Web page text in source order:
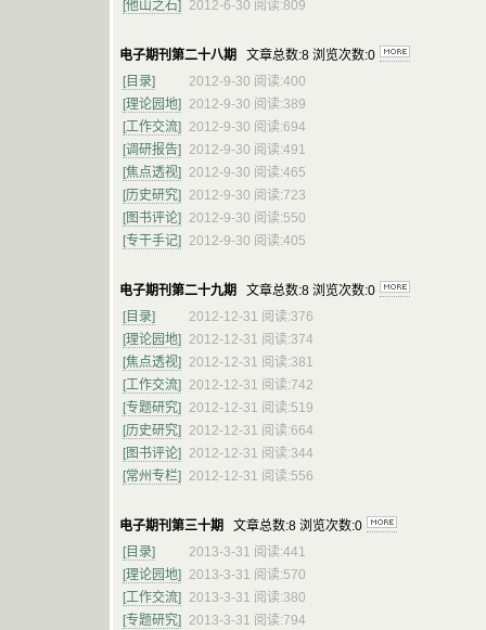
[他山之石] 2012-6-30 阅读:809
电子期刊第二十八期 文章总数:8 浏览次数:0
[目录]
2012-9-30 阅读:400
[理论园地] 2012-9-30 阅读:389
[工作交流] 2012-9-30 阅读:694
[调研报告] 2012-9-30 阅读:491
[焦点透视] 2012-9-30 阅读:465
[历史研究] 2012-9-30 阅读:723
[图书评论] 2012-9-30 阅读:550
[专干手记] 2012-9-30 阅读:405
电子期刊第二十九期 文章总数:8 浏览次数:0
[目录]
2012-12-31 阅读:376
[理论园地] 2012-12-31 阅读:374
[焦点透视] 2012-12-31 阅读:381
[工作交流] 2012-12-31 阅读:742
[专题研究] 2012-12-31 阅读:519
[历史研究] 2012-12-31 阅读:664
[图书评论] 2012-12-31 阅读:344
[常州专栏] 2012-12-31 阅读:556
电子期刊第三十期 文章总数:8 浏览次数:0
[目录]
2013-3-31 阅读:441
[理论园地] 2013-3-31 阅读:570
[工作交流] 2013-3-31 阅读:380
[专题研究] 2013-3-31 阅读:794